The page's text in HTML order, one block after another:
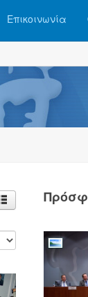
Επικοινωνία